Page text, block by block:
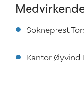
Sokneprest
Kantor Øyvind